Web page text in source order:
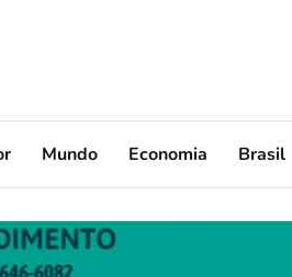
Mundo Economia Brasil